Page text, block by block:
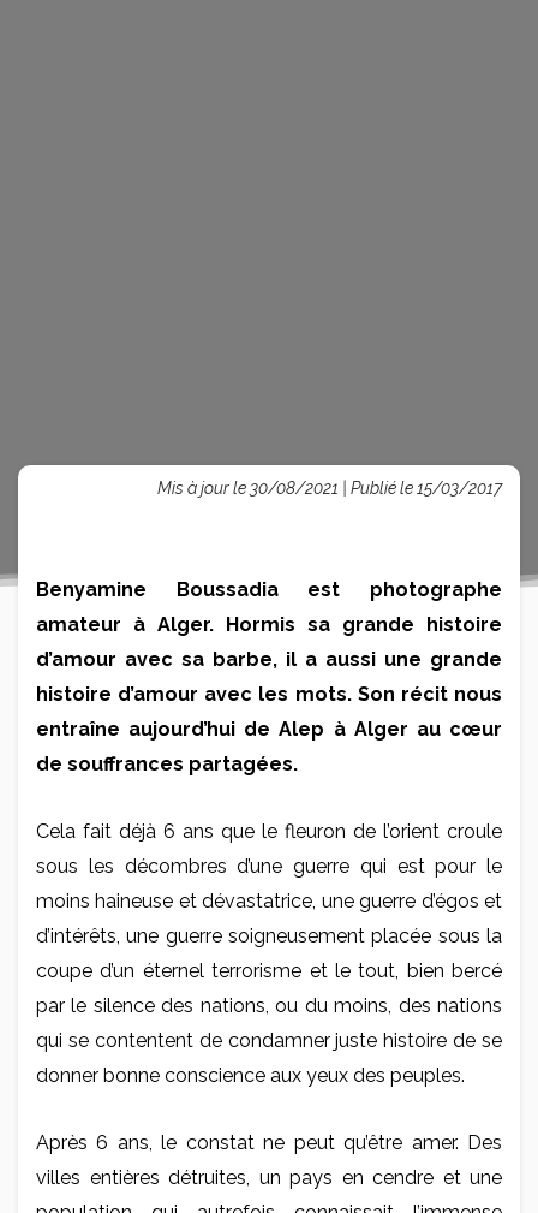
Mis à jour le 30/08/2021 | Publié le 15/03/2017
Benyamine Boussadia est photographe
amateur à Alger. Hormis sa grande histoire
d’amour avec sa barbe, il a aussi une grande
histoire d’amour avec les mots. Son récit nous
entraîne aujourd’hui de Alep à Alger au cœur
de souffrances partagées.
Cela fait déjà 6 ans que le fleuron de l’orient croule
sous les décombres d’une guerre qui est pour le
moins haineuse et dévastatrice, une guerre d’égos et
d’intérêts, une guerre soigneusement placée sous la
coupe d’un éternel terrorisme et le tout, bien bercé
par le silence des nations, ou du moins, des nations
qui se contentent de condamner juste histoire de se
donner bonne conscience aux yeux des peuples.
Après 6 ans, le constat ne peut qu’être amer. Des
villes entières détruites, un pays en cendre et une